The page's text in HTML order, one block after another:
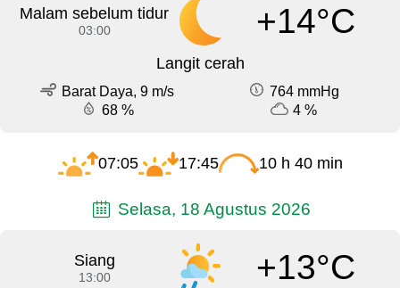
Malam sebelum tidur
03:00 +14°C
Langit cerah
Barat Daya, 9 m/s
764 mmHg
68 %
4 %
07:05 17:45 10 h 40 min
Selasa, 18 Agustus 2026
Siang
13:00 +13°C